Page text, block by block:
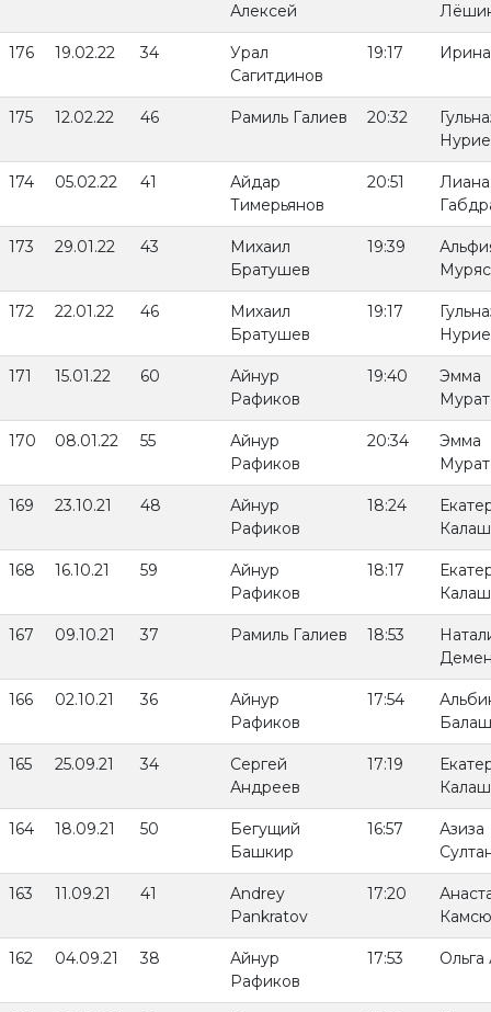
Алексей
176 19.02.22 34
Урал
Сагитдинов
19:17
175 12.02.22 46 Рамиль Галиев 20:32
174 05.02.22 41
Айдар
Тимерьянов
20:51
Лиана
173 29.01.22 43
Михаил
Братушев
19:39
172 22.01.22 46
Михаил
Братушев
19:17
171 15.01.22 60
Айнур
Рафиков
19:40
Эмма
170 08.01.22 55
Айнур
Рафиков
20:34
Эмма
169 23.10.21 48
Айнур
Рафиков
18:24
168 16.10.21 59
Айнур
Рафиков
18:17
167 09.10.21 37 Рамиль Галиев 18:53
166 02.10.21 36
Айнур
Рафиков
17:54
165 25.09.21 34
Сергей
Андреев
17:19
164 18.09.21 50
Бегущий
Башкир
16:57
Азиза
163 11.09.21 41
Andrey
Pankratov
17:20
162 04.09.21 38
Айнур
Рафиков
17:53